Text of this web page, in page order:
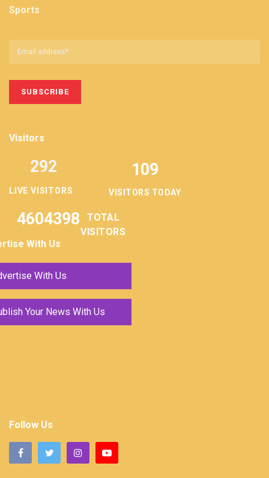
Sports
Visitors
LIVE VISITORS
292 109
VISITORS TODAY
4604398
TOTAL
VISITORS
With Us
With Us
Your News With Us
Follow Us